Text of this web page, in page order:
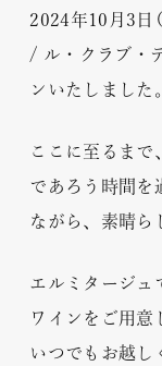
2024年10月3日
/ ル・クラブ・
ンいたしました。
ここに至るまで
であろう時間を
ながら、素晴ら
エルミタージュ
ワインをご用意
いつでもお越し